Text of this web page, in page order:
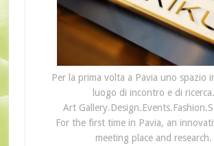
Per la prima volta a Pavia uno spazio
luogo di incontro e di ricerca.
Art
For the first time in Pavia, an
meeting place and research.